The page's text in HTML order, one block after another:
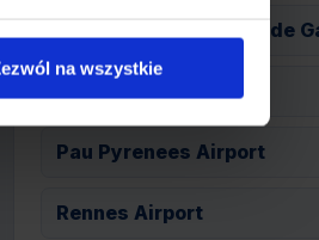
na wszystkie
Paryż Roissy Charles de
Paryż Vatry Airport
Pau Pyrenees Airport
Rennes Airport